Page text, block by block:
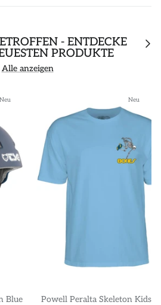
- ENTDECKE
PRODUKTE
Alle anzeigen
Neu
Blue
Neu
Powell Peralta Skeleton Kids